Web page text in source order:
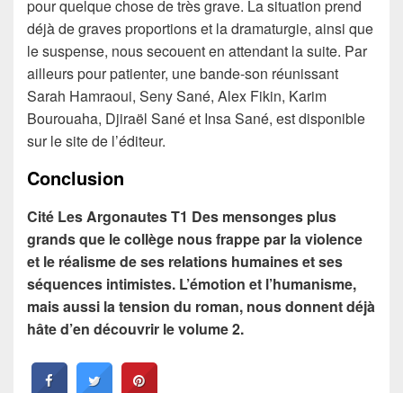
pour quelque chose de très grave. La situation prend
déjà de graves proportions et la dramaturgie, ainsi que
le suspense, nous secouent en attendant la suite. Par
ailleurs pour patienter, une bande-son réunissant
Sarah Hamraoui, Seny Sané, Alex Fikin, Karim
Bourouaha, Djiraël Sané et Insa Sané, est disponible
sur le site de l’éditeur.
Conclusion
Cité Les Argonautes T1 Des mensonges plus
grands que le collège nous frappe par la violence
et le réalisme de ses relations humaines et ses
séquences intimistes. L’émotion et l’humanisme,
mais aussi la tension du roman, nous donnent déjà
hâte d’en découvrir le volume 2.